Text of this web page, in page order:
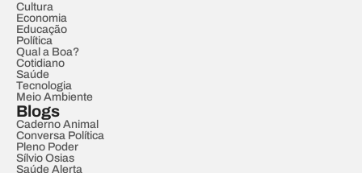
Cultura
Economia
Educação
Política
Qual a Boa?
Cotidiano
Saúde
Tecnologia
Meio Ambiente
Blogs
Caderno Animal
Conversa Política
Pleno Poder
Sílvio Osias
Saúde Alerta